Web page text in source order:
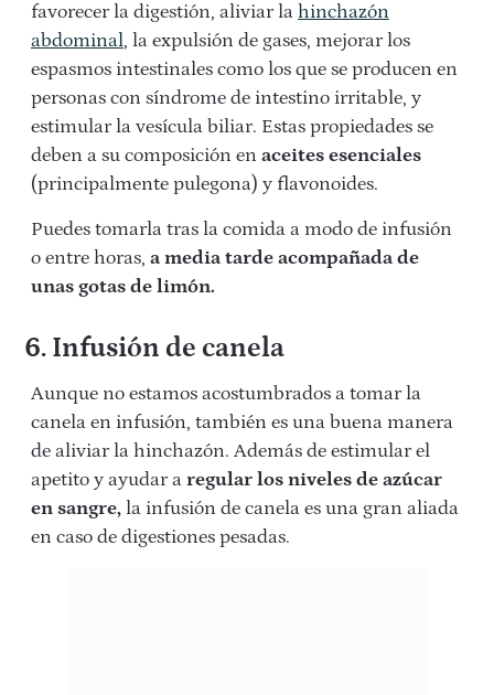
favorecer la digestión, aliviar la hinchazón
abdominal, la expulsión de gases, mejorar los
espasmos intestinales como los que se producen en
personas con síndrome de intestino irritable, y
estimular la vesícula biliar. Estas propiedades se
deben a su composición en aceites esenciales
(principalmente pulegona) y flavonoides.
Puedes tomarla tras la comida a modo de infusión
o entre horas, a media tarde acompañada de
unas gotas de limón.
6. Infusión de canela
Aunque no estamos acostumbrados a tomar la
canela en infusión, también es una buena manera
de aliviar la hinchazón. Además de estimular el
apetito y ayudar a regular los niveles de azúcar
en sangre, la infusión de canela es una gran aliada
en caso de digestiones pesadas.